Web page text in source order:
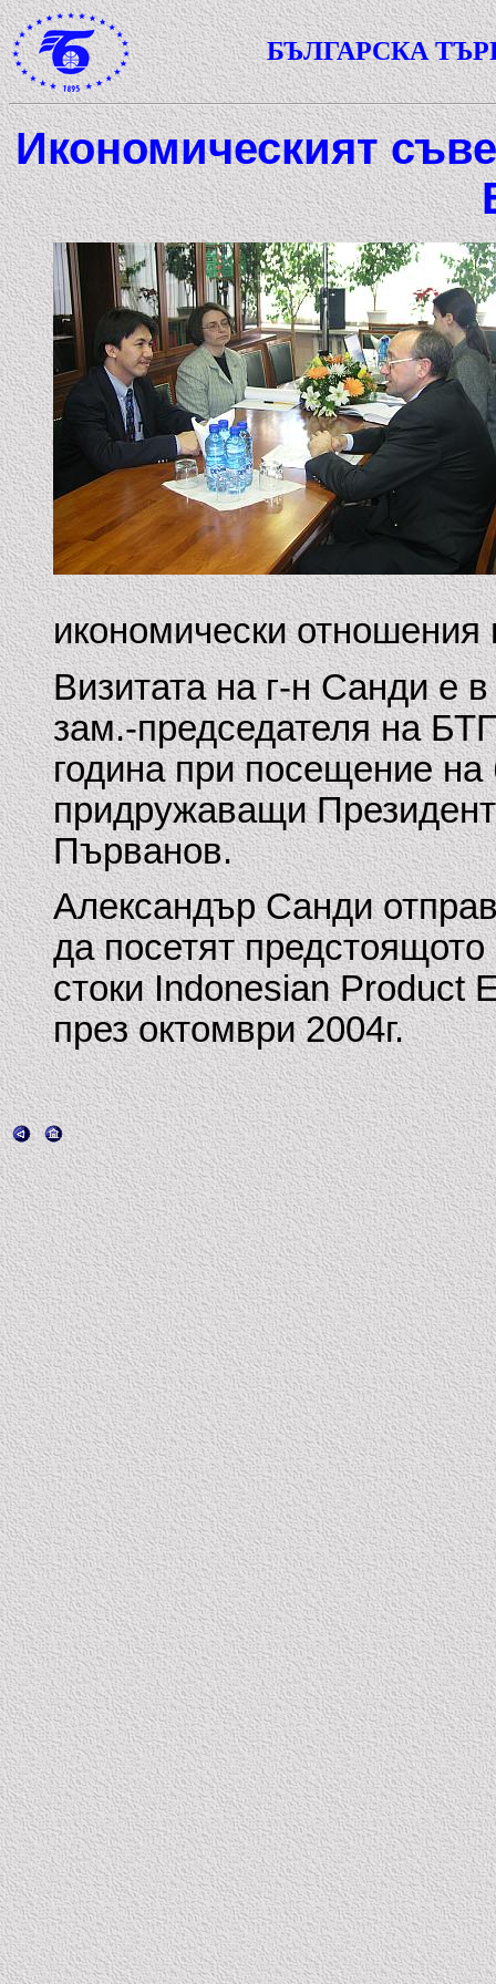
БЪЛГАРСКА
Икономическият
икономически
Визитата на г-н Санди е
зам.-председателя на
година при посещение
придружаващи
Първанов.
Александър Санди
да посетят
стоки Indonesian Product
през октомври 2004г.